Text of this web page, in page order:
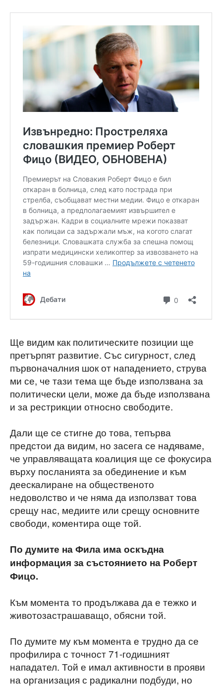
Ще видим как политическите позиции ще
претърпят развитие. Със сигурност, след
първоначалния шок от нападението, струва
ми се, че тази тема ще бъде използвана за
политически цели, може да бъде използвана
и за рестрикции относно свободите.
Дали ще се стигне до това, тепърва
предстои да видим, но засега се надяваме,
че управляващата коалиция ще се фокусира
върху посланията за обединение и към
деескалиране на общественото
недоволство и че няма да използват това
срещу нас, медиите или срещу основните
свободи, коментира още той.
По думите на Фила има оскъдна
информация за състоянието на Роберт
Фицо.
Към момента то продължава да е тежко и
животозастрашаващо, обясни той.
По думите му към момента е трудно да се
профилира с точност 71-годишният
нападател. Той е имал активности в прояви
на организация с радикални подбуди, но